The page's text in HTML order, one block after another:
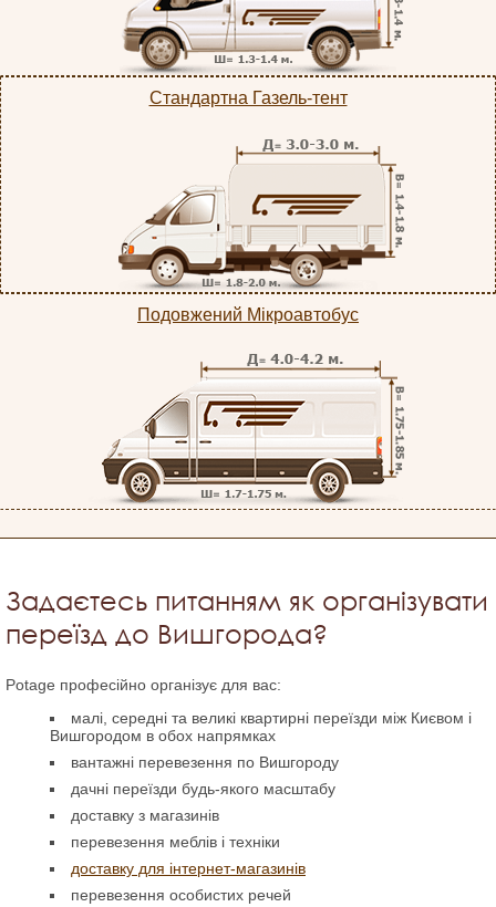
Стандартна Газель-тент
Подовжений Мікроавтобус
Задаєтесь питанням як організувати
переїзд до Вишгорода?
Potage професійно організує для вас:
малі, середні та великі квартирні переїзди між Києвом і
Вишгородом в обох напрямках
вантажні перевезення по Вишгороду
дачні переїзди будь-якого масштабу
доставку з магазинів
перевезення меблів і техніки
доставку для інтернет-магазинів
перевезення особистих речей